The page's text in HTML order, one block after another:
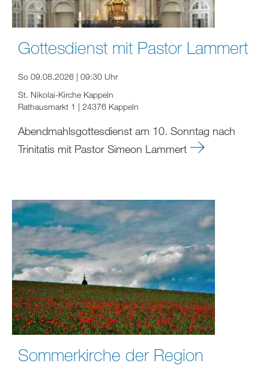
Gottesdienst mit Pastor Lammert
So 09.08.2026 | 09:30 Uhr
St. Nikolai-Kirche Kappeln
Rathausmarkt 1 | 24376 Kappeln
Abendmahlsgottesdienst am 10. Sonntag nach
Trinitatis mit Pastor Simeon Lammert
Sommerkirche der Region